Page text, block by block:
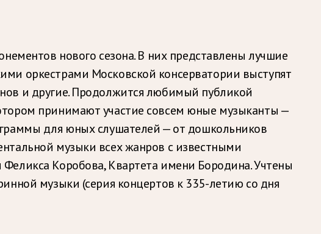
нового сезона. В них представлены лучшие
оркестрами Московской консерватории выступят
и другие. Продолжится любимый публикой
принимают участие совсем юные музыканты —
для юных слушателей — от дошкольников
музыки всех жанров с известными
Коробова, Квартета имени Бородина. Учтены
музыки (серия концертов к 335-летию со дня